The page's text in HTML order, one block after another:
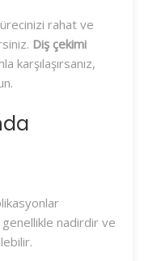
rahat ve
Diş çekimi
karşılaşırsanız,
nadirdir ve